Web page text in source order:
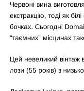
Червоні вина
екстракцію, тоді як
бочках. Сьогодні
“таємних” місцинах
Цей невеликий вінтаж
лози (55 років) з